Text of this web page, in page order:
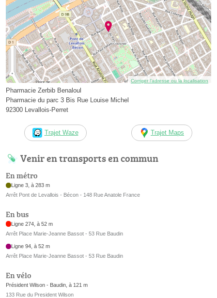
Corriger l’adresse ou la localisation
Pharmacie Zerbib Benaloul
Pharmacie du parc 3 Bis Rue Louise Michel
92300 Levallois-Perret
Trajet Waze Trajet Maps
Venir en transports en commun
En métro
Ligne 3, à 283 m
Arrêt Pont de Levallois - Bécon - 148 Rue Anatole France
En bus
Ligne 274, à 52 m
Arrêt Place Marie-Jeanne Bassot - 53 Rue Baudin
Ligne 94, à 52 m
Arrêt Place Marie-Jeanne Bassot - 53 Rue Baudin
En vélo
Président Wilson - Baudin, à 121 m
133 Rue du President Wilson